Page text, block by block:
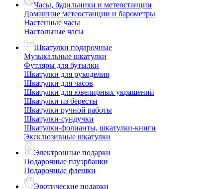
Часы, будильники и метеостанции
Домашние метеостанции и барометры
Настенные часы
Настольные часы
Шкатулки подарочные
Музыкальные шкатулки
Футляры для бутылки
Шкатулки для рукоделия
Шкатулки для часов
Шкатулки для ювелирных украшений
Шкатулки из бересты
Шкатулки ручной работы
Шкатулки-сундучки
Шкатулки-фолианты, шкатулки-книги
Эксклюзивные шкатулки
Электронные подарки
Подарочные пауэрбанки
Подарочные флешки
Эротические подарки